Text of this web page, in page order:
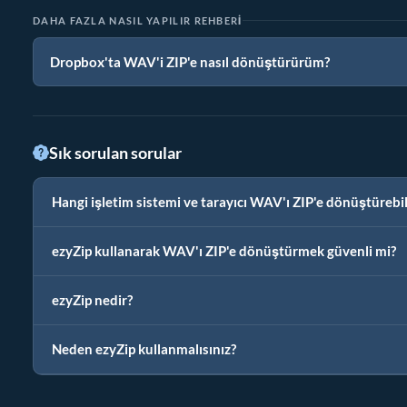
DAHA FAZLA NASIL YAPILIR REHBERI
Dropbox'ta WAV'i ZIP'e nasıl dönüştürürüm?
Sık sorulan sorular
Hangi işletim sistemi ve tarayıcı WAV'ı ZIP'e
ezyZip kullanarak WAV'ı ZIP'e dönüştürmek güvenli mi?
ezyZip nedir?
Neden ezyZip kullanmalısınız?